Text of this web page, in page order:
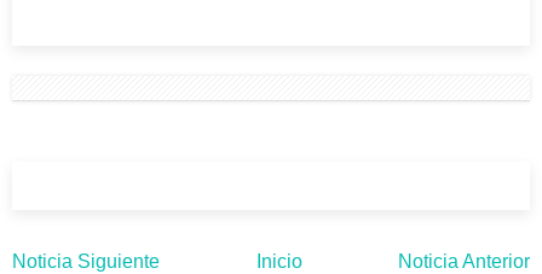
Noticia Siguiente Inicio Noticia Anterior